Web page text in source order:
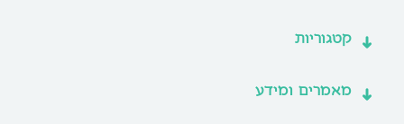
קטגוריות
מאמרים ומידע